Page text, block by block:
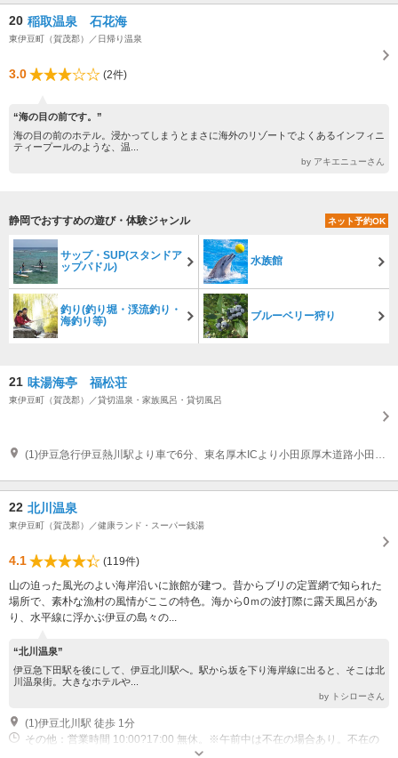
20 稲取温泉 石花海
東伊豆町（賀茂郡）／日帰り温泉
3.0 (2件)
“海の目の前です。”
海の目の前のホテル。浸かってしまうとまさに海外のリゾートでよくあるインフィニ
ティープールのような、温...
by アキエニューさん
静岡でおすすめの遊び・体験ジャンル ネット予約OK
サップ・SUP(スタンドア
ップパドル)
水族館
釣り(釣り堀・渓流釣り・
海釣り等)
ブルーベリー狩り
21 味湯海亭 福松荘
東伊豆町（賀茂郡）／貸切温泉・家族風呂・貸切風呂
22 北川温泉
東伊豆町（賀茂郡）／健康ランド・スーパー銭湯
4.1
(119件)
山の迫った風光のよい海岸沿いに旅館が建つ。昔からブリの定置網で知られた
場所で、素朴な漁村の風情がここの特色。海から0ｍの波打際に露天風呂があ
り、水平線に浮かぶ伊豆の島々の...
“北川温泉”
伊豆急下田駅を後にして、伊豆北川駅へ。駅から坂を下り海岸線に出ると、そこは北
川温泉街。大きなホテルや...
by トシローさん
(1)伊豆北川駅 徒歩 1分
その他：営業時間 10:00?17:00 無休。※午前中は不在の場合あり。不在の